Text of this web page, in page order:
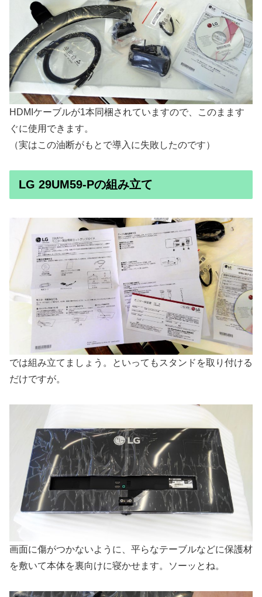
HDMIケーブルが1本同梱されていますので、このまます
ぐに使用できます。
（実はこの油断がもとで導入に失敗したのです）
LG 29UM59-Pの組み立て
では組み立てましょう。といってもスタンドを取り付ける
だけですが。
画面に傷がつかないように、平らなテーブルなどに保護材
を敷いて本体を裏向けに寝かせます。ソーッとね。